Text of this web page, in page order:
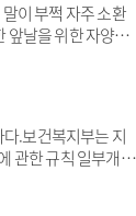
이 부쩍 자주 소환
앞날을 위한 자양분
원되기도 한다.
‘그리움’이란 답
.보건복지부는 지
관한 규칙 일부개정
안을 마련할 수 있